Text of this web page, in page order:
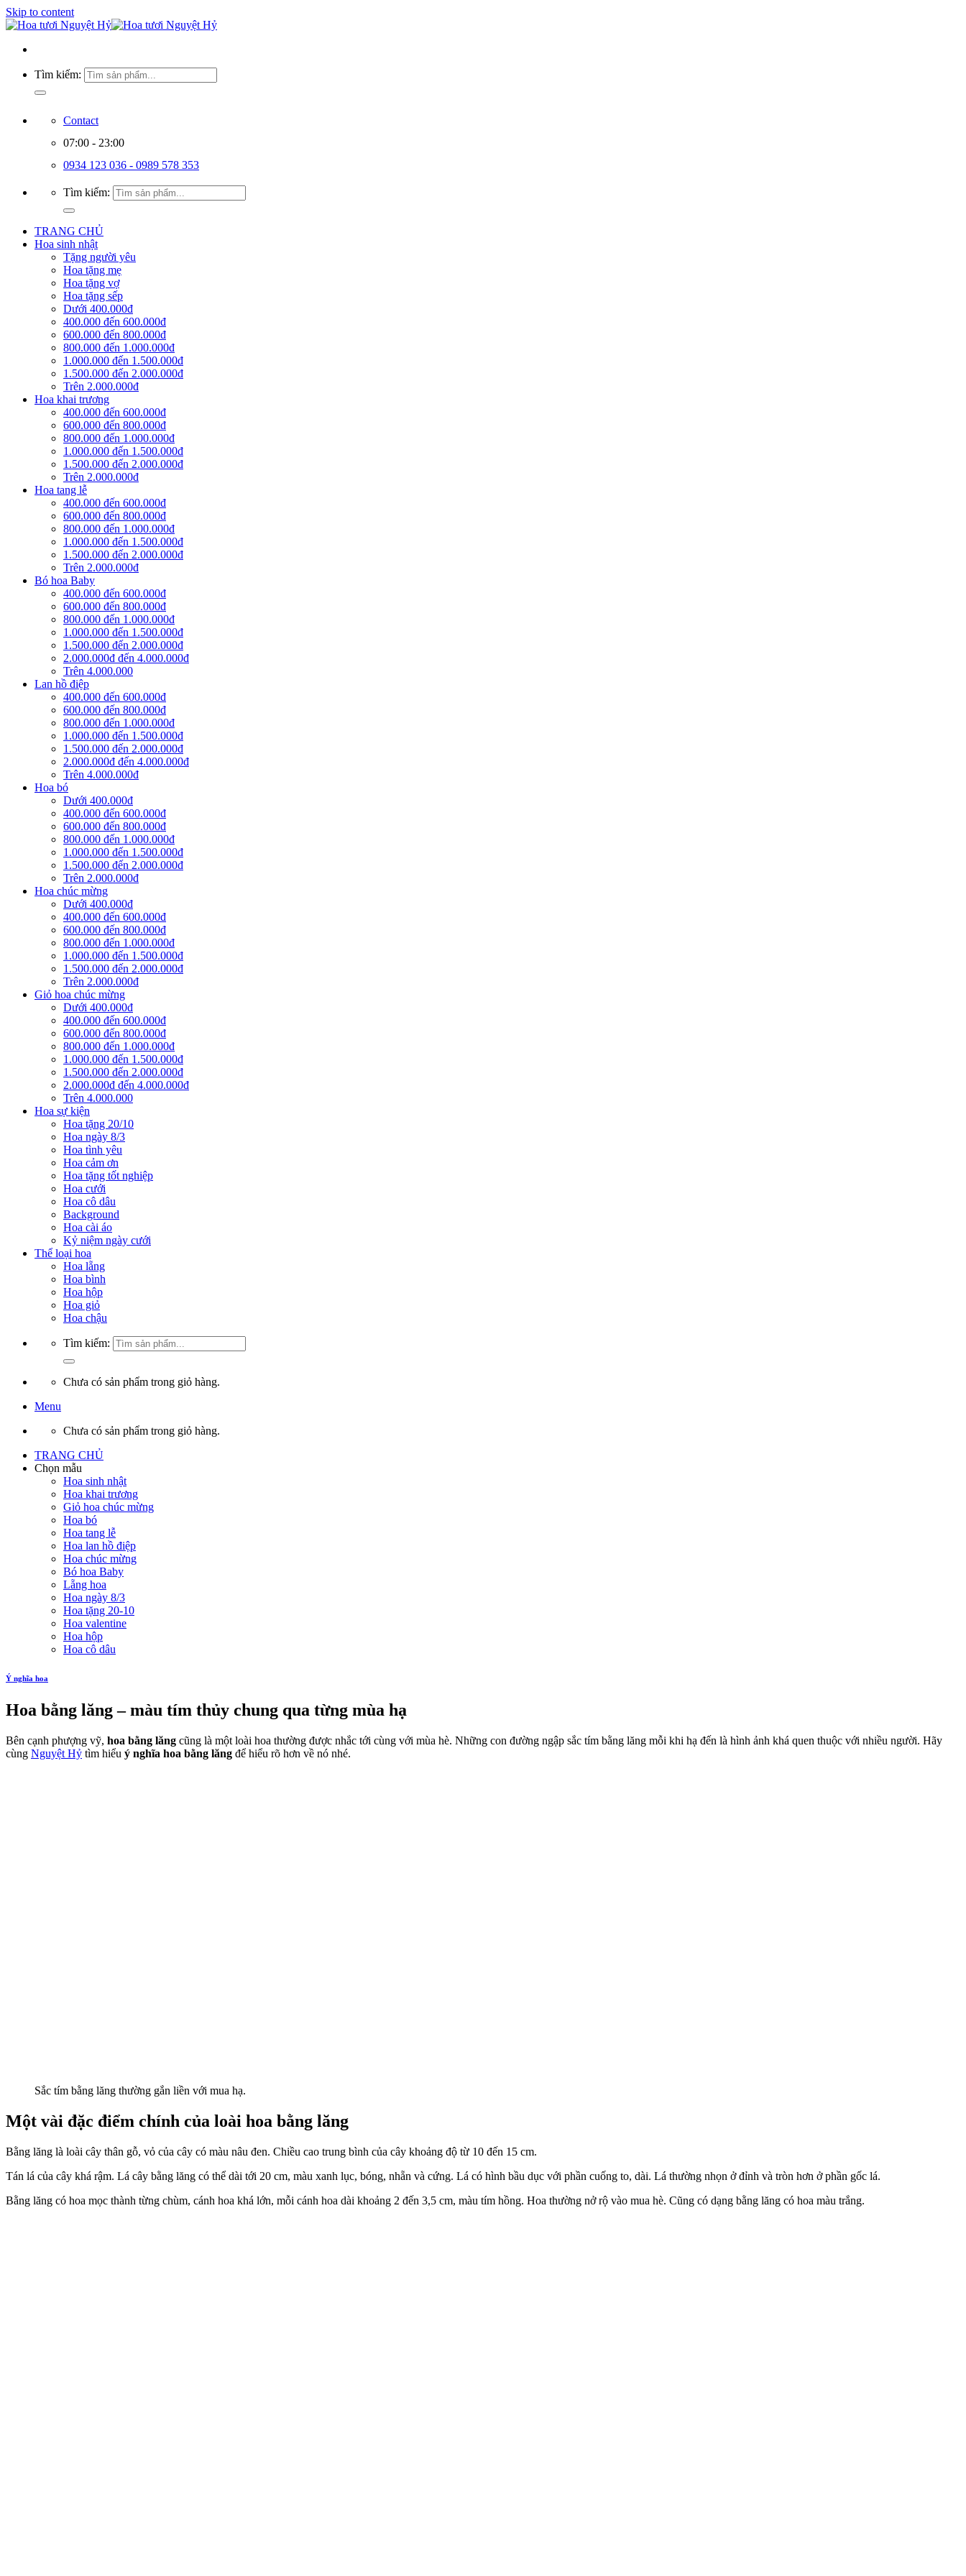
Skip to content
Tìm kiếm:
Contact
07:00 - 23:00
0934 123 036 - 0989 578 353
Tìm kiếm:
TRANG CHỦ
Hoa sinh nhật
Tặng người yêu
Hoa tặng mẹ
Hoa tặng vợ
Hoa tặng sếp
Dưới 400.000đ
400.000 đến 600.000đ
600.000 đến 800.000đ
800.000 đến 1.000.000đ
1.000.000 đến 1.500.000đ
1.500.000 đến 2.000.000đ
Trên 2.000.000đ
Hoa khai trương
400.000 đến 600.000đ
600.000 đến 800.000đ
800.000 đến 1.000.000đ
1.000.000 đến 1.500.000đ
1.500.000 đến 2.000.000đ
Trên 2.000.000đ
Hoa tang lễ
400.000 đến 600.000đ
600.000 đến 800.000đ
800.000 đến 1.000.000đ
1.000.000 đến 1.500.000đ
1.500.000 đến 2.000.000đ
Trên 2.000.000đ
Bó hoa Baby
400.000 đến 600.000đ
600.000 đến 800.000đ
800.000 đến 1.000.000đ
1.000.000 đến 1.500.000đ
1.500.000 đến 2.000.000đ
2.000.000đ đến 4.000.000đ
Trên 4.000.000
Lan hồ điệp
400.000 đến 600.000đ
600.000 đến 800.000đ
800.000 đến 1.000.000đ
1.000.000 đến 1.500.000đ
1.500.000 đến 2.000.000đ
2.000.000đ đến 4.000.000đ
Trên 4.000.000đ
Hoa bó
Dưới 400.000đ
400.000 đến 600.000đ
600.000 đến 800.000đ
800.000 đến 1.000.000đ
1.000.000 đến 1.500.000đ
1.500.000 đến 2.000.000đ
Trên 2.000.000đ
Hoa chúc mừng
Dưới 400.000đ
400.000 đến 600.000đ
600.000 đến 800.000đ
800.000 đến 1.000.000đ
1.000.000 đến 1.500.000đ
1.500.000 đến 2.000.000đ
Trên 2.000.000đ
Giỏ hoa chúc mừng
Dưới 400.000đ
400.000 đến 600.000đ
600.000 đến 800.000đ
800.000 đến 1.000.000đ
1.000.000 đến 1.500.000đ
1.500.000 đến 2.000.000đ
2.000.000đ đến 4.000.000đ
Trên 4.000.000
Hoa sự kiện
Hoa tặng 20/10
Hoa ngày 8/3
Hoa tình yêu
Hoa cảm ơn
Hoa tặng tốt nghiệp
Hoa cưới
Hoa cô dâu
Background
Hoa cài áo
Kỷ niệm ngày cưới
Thể loại hoa
Hoa lẵng
Hoa bình
Hoa hộp
Hoa giỏ
Hoa chậu
Tìm kiếm:
Chưa có sản phẩm trong giỏ hàng.
Menu
Chưa có sản phẩm trong giỏ hàng.
TRANG CHỦ
Chọn mẫu
Hoa sinh nhật
Hoa khai trương
Giỏ hoa chúc mừng
Hoa bó
Hoa tang lễ
Hoa lan hồ điệp
Hoa chúc mừng
Bó hoa Baby
Lẵng hoa
Hoa ngày 8/3
Hoa tặng 20-10
Hoa valentine
Hoa hộp
Hoa cô dâu
Ý nghĩa hoa
Hoa bằng lăng – màu tím thủy chung qua từng mùa hạ
Bên cạnh phượng vỹ, hoa bằng lăng cũng là một loài hoa thường được nhắc tới cùng với mùa hè. Những con đường ngập sắc tím bằng lăng mỗi khi hạ đến là hình ảnh khá quen thuộc với nhiều người. Hãy
cùng Nguyệt Hỷ tìm hiểu ý nghĩa hoa bằng lăng để hiểu rõ hơn về nó nhé.
Sắc tím bằng lăng thường gắn liền với mua hạ.
Một vài đặc điểm chính của loài hoa bằng lăng
Bằng lăng là loài cây thân gỗ, vỏ của cây có màu nâu đen. Chiều cao trung bình của cây khoảng độ từ 10 đến 15 cm.
Tán lá của cây khá rậm. Lá cây bằng lăng có thể dài tới 20 cm, màu xanh lục, bóng, nhẵn và cứng. Lá có hình bầu dục với phần cuống to, dài. Lá thường nhọn ở đỉnh và tròn hơn ở phần gốc lá.
Bằng lăng có hoa mọc thành từng chùm, cánh hoa khá lớn, mỗi cánh hoa dài khoảng 2 đến 3,5 cm, màu tím hồng. Hoa thường nở rộ vào mua hè. Cũng có dạng bằng lăng có hoa màu trắng.